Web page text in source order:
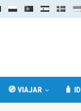
🧭 VIAJAR 🧳